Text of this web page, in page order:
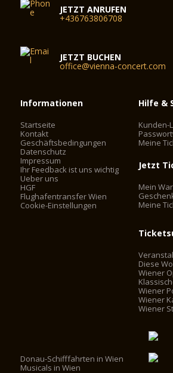
JETZT ANRUFEN
+436763806708
JETZT BUCHEN
office@vienna-concert.com
Informationen
Startseite
Kontakt
Geschäftsbedingungen
Datenschutz
Impressum
Ihr Feedback ist uns wichtig
Ueber uns
HGF
Flughafentransfer Wien
Cookie-Einstellungen
Hilfe &
Kunden-
Meine
Jetzt
Mein
Meine
Diese
Wiener
Wiener
Wiener
Wiener
Donau-Schifffahrten in Wien
Musicals in Wien